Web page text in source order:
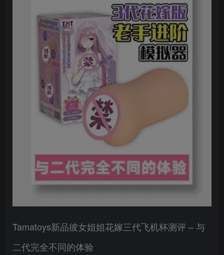
Tamatoys新品彼女姐姐花嫁三代飞机杯测评 – 与
二代完全不同的体验